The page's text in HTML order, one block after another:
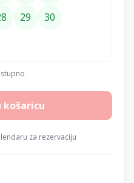
29
30
košaricu
za rezervaciju